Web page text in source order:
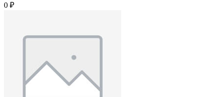
0 ₽